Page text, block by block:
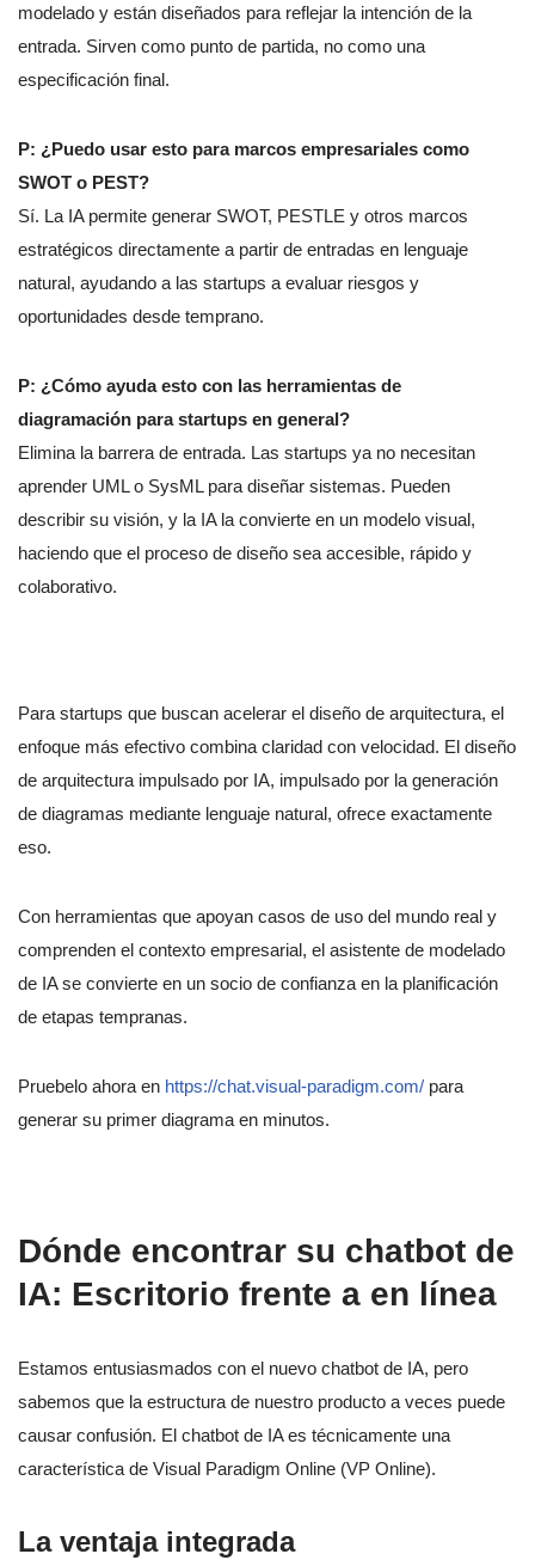
modelado y están diseñados para reflejar la intención de la
entrada. Sirven como punto de partida, no como una
especificación final.
P: ¿Puedo usar esto para marcos empresariales como
SWOT o PEST?
Sí. La IA permite generar SWOT, PESTLE y otros marcos
estratégicos directamente a partir de entradas en lenguaje
natural, ayudando a las startups a evaluar riesgos y
oportunidades desde temprano.
P: ¿Cómo ayuda esto con las herramientas de
diagramación para startups en general?
Elimina la barrera de entrada. Las startups ya no necesitan
aprender UML o SysML para diseñar sistemas. Pueden
describir su visión, y la IA la convierte en un modelo visual,
haciendo que el proceso de diseño sea accesible, rápido y
colaborativo.
Para startups que buscan acelerar el diseño de arquitectura, el
enfoque más efectivo combina claridad con velocidad. El diseño
de arquitectura impulsado por IA, impulsado por la generación
de diagramas mediante lenguaje natural, ofrece exactamente
eso.
Con herramientas que apoyan casos de uso del mundo real y
comprenden el contexto empresarial, el asistente de modelado
de IA se convierte en un socio de confianza en la planificación
de etapas tempranas.
Pruebelo ahora en https://chat.visual-paradigm.com/ para
generar su primer diagrama en minutos.
Dónde encontrar su chatbot de
IA: Escritorio frente a en línea
Estamos entusiasmados con el nuevo chatbot de IA, pero
sabemos que la estructura de nuestro producto a veces puede
causar confusión. El chatbot de IA es técnicamente una
característica de Visual Paradigm Online (VP Online).
La ventaja integrada